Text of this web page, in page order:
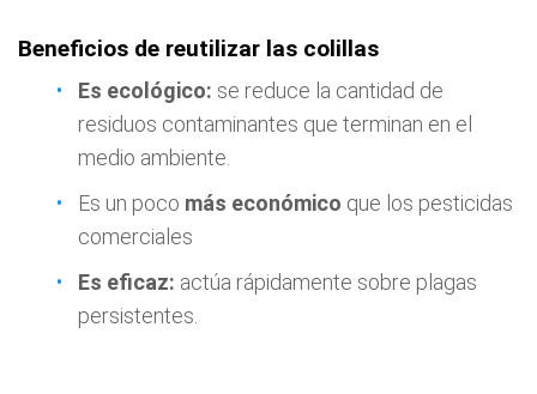
Beneficios de reutilizar las colillas
Es ecológico: se reduce la cantidad de
residuos contaminantes que terminan en el
medio ambiente.
Es un poco más económico que los pesticidas
comerciales
Es eficaz: actúa rápidamente sobre plagas
persistentes.